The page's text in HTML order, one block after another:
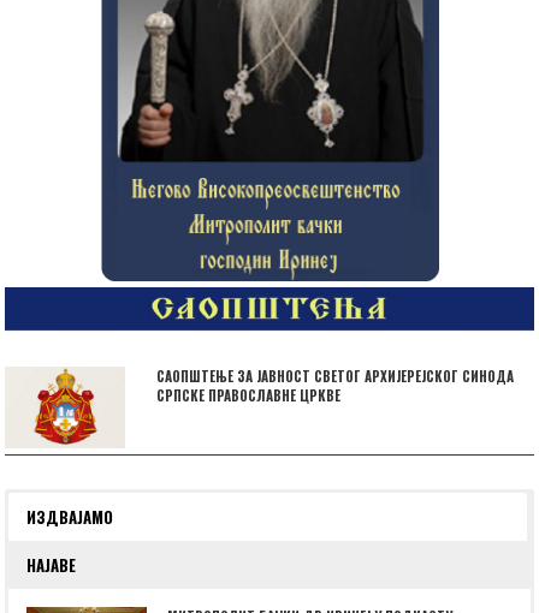
САОПШТЕЊЕ ЗА ЈАВНОСТ СВЕТОГ АРХИЈЕРЕЈСКОГ СИНОДА
СРПСКЕ ПРАВОСЛАВНЕ ЦРКВЕ
ИЗДВАЈАМО
НАЈАВЕ